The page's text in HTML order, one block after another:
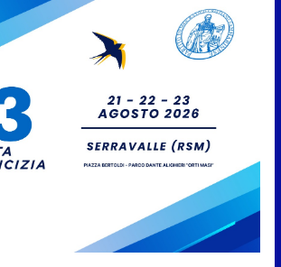
San Marino Academy.
Femminile: quattro Primavera
aggregate alla Prima Squadra
San Marino. “Cena Tramonto &
Live” una serata di
divertimento, arte, buona
cucina e solidarietà, a Faetano.
Con la firma e la regia di
8 Agosto 2026